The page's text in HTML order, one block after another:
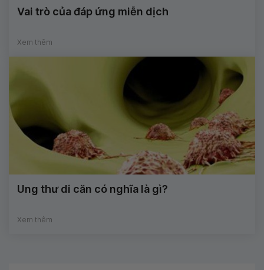
Vai trò của đáp ứng miễn dịch
Xem thêm
Ung thư di căn có nghĩa là gì?
Xem thêm